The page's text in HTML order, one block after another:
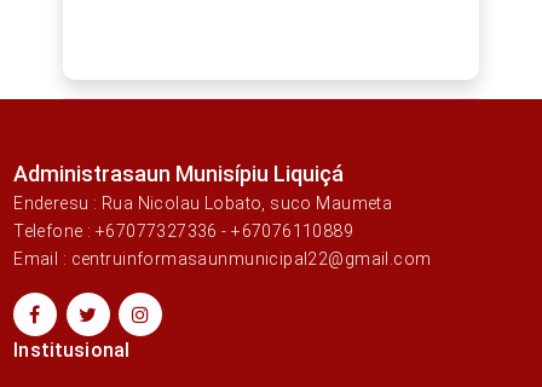
Administrasaun Munisípiu Liquiçá
Enderesu : Rua Nicolau Lobato, suco Maumeta
Telefone : +67077327336 - +67076110889
Email : centruinformasaunmunicipal22@gmail.com
Institusional